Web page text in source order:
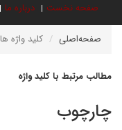
صفحه نخست درباره ما
صفحه‌اصلی کلید واژه ها
مطالب مرتبط با کلید واژه
چارچوب